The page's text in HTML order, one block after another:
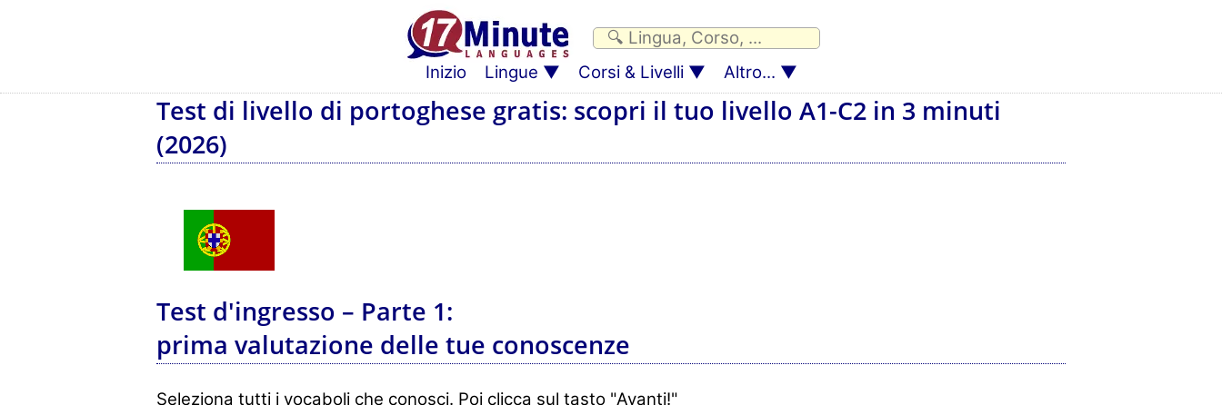
Inizio Lingue Corsi & Livelli Altro...
Test di livello di portoghese gratis: scopri il tuo livello A1-C2 in 3 minuti
(2026)
Test d'ingresso – Parte 1:
prima valutazione delle tue conoscenze
Seleziona tutti i vocaboli che conosci. Poi clicca sul tasto "Avanti!"